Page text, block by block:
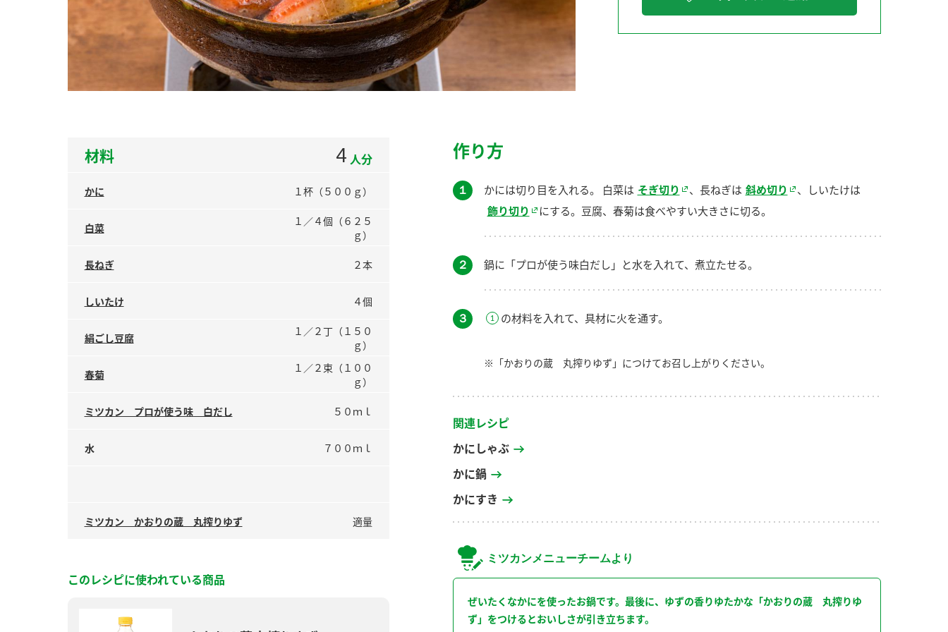
材料 4 人分
かに １杯（５００ｇ）
白菜
１／４個（６２５
ｇ）
長ねぎ ２本
しいたけ ４個
絹ごし豆腐
１／２丁（１５０
ｇ）
春菊
１／２束（１００
ｇ）
ミツカン プロが使う味 白だし ５０ｍｌ
水 ７００ｍｌ
ミツカン かおりの蔵 丸搾りゆず 適量
このレシピに使われている商品
作り方
１ かには切り目を入れる。 白菜は そぎ切り 、長ねぎは 斜め切り
、しいたけは
飾り切り
にする。豆腐、春菊は食べやすい大きさに切る。
２ 鍋に「プロが使う味白だし」と水を入れて、煮立たせる。
３ の材料を入れて、具材に火を通す。
※「かおりの蔵 丸搾りゆず」につけてお召し上がりください。
関連レシピ
かにしゃぶ
かに鍋
かにすき
ミツカンメニューチームより
ぜいたくなかにを使ったお鍋です。最後に、ゆずの香りゆたかな「かおりの蔵 丸搾りゆ
ず」をつけるとおいしさが引き立ちます。